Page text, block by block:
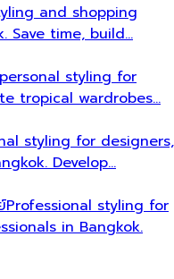
and shopping
Save time, build…
styling for
tropical wardrobes…
styling for designers,
Develop…
Professional styling for
in Bangkok.